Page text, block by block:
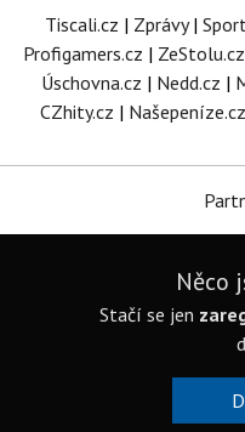
Tiscali.cz | Zprávy|
Profigamers.cz | ZeStolu.cz
Úschovna.cz | Nedd.cz |
CZhity.cz | Našepeníze.cz
Něco
Stačí se jen